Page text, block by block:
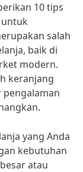
10 tips
salah
baik di
modern.
keranjang
pengalaman
yang Anda
kebutuhan
atau